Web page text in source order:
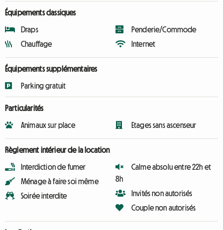
Équipements classiques
Draps
Chauffage
Penderie/Commode
Internet
Équipements supplémentaires
Parking gratuit
Particularités
Animaux sur place Etages sans ascenseur
Règlement intérieur de la location
Interdiction de fumer
Ménage à faire soi même
Soirée interdite
Calme absolu entre 22h et
8h
Invités non autorisés
Couple non autorisés